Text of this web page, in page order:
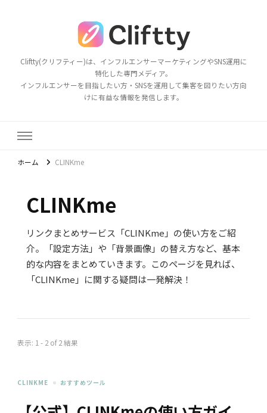
Cliftty(クリフティー)は、インフルエンサーマーケティングやSNS運用に
特化した専門メディア。
インフルエンサーを目指したい方・SNSを運用して集客を図りたい方向
けに有益な情報を発信します。
ホーム CLINKme
CLINKme
リンクまとめサービス「CLINKme」の使い方をご紹
介。「設定方法」や「背景画像」の替え方など、基本
的な内容をまとめていきます。このページを見れば、
「CLINKme」に関する疑問は一発解決！
表示: 1 - 2 of 2 結果
CLINKME おすすめツール